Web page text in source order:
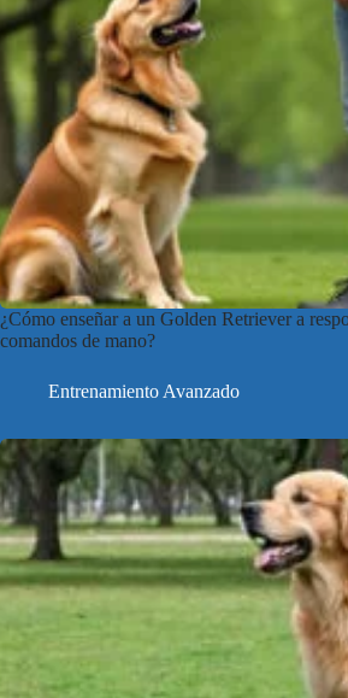
¿Cómo enseñar a un Golden Retriever a
comandos de mano?
Entrenamiento Avanzado